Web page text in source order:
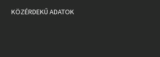
KÖZÉRDEKŰ ADATOK